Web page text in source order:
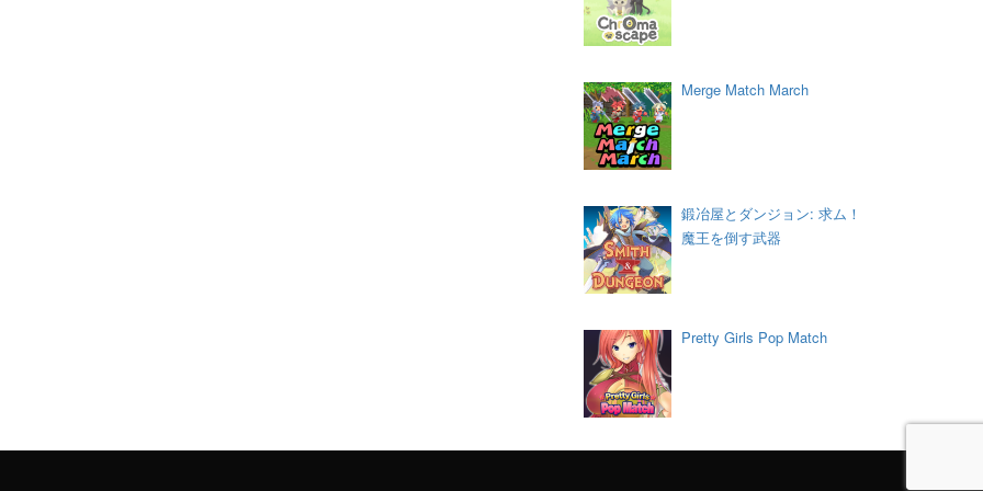
Merge Match March
鍛冶屋とダンジョン: 求ム！
魔王を倒す武器
Pretty Girls Pop Match